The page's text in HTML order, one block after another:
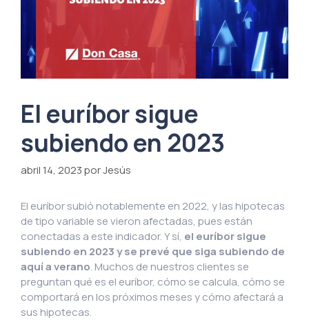
El euríbor sigue
subiendo en 2023
abril 14, 2023por Jesús
El euríbor subió notablemente en 2022, y las hipotecas
de tipo variable se vieron afectadas, pues están
conectadas a este indicador. Y sí, el euríbor sigue
subiendo en 2023 y se prevé que siga subiendo de
aquí a verano. Muchos de nuestros clientes se
preguntan qué es el euríbor, cómo se calcula, cómo se
comportará en los próximos meses y cómo afectará a
sus hipotecas.